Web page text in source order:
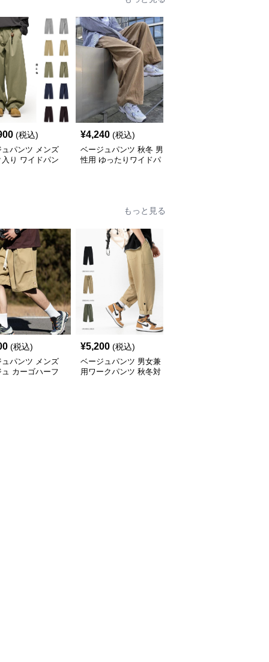
(税込)
ュパンツ メンズ
入り ワイドパン
¥4,240 (税込)
ベージュパンツ 秋冬 男
性用 ゆったりワイドパ
もっと見る
(税込)
ュパンツ メンズ
カーゴハーフ
¥5,200 (税込)
ベージュパンツ 男女兼
用ワークパンツ 秋冬対